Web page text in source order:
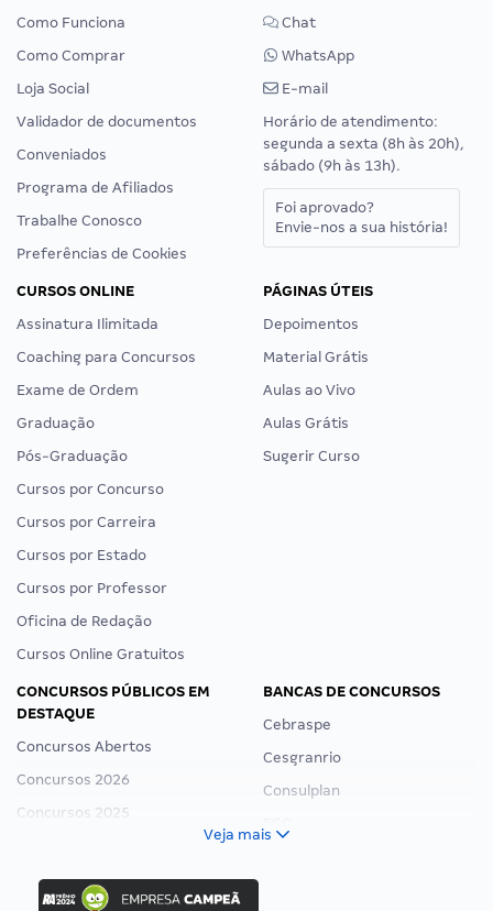
Como Funciona
Como Comprar
Loja Social
Validador de documentos
Conveniados
Programa de Afiliados
Trabalhe Conosco
Preferências de Cookies
Chat
WhatsApp
E-mail
Horário de atendimento:
segunda a sexta (8h às 20h),
sábado (9h às 13h).
Foi aprovado?
Envie-nos a sua história!
CURSOS ONLINE
Assinatura Ilimitada
Coaching para Concursos
Exame de Ordem
Graduação
Pós-Graduação
Cursos por Concurso
Cursos por Carreira
Cursos por Estado
Cursos por Professor
Oficina de Redação
Cursos Online Gratuitos
PÁGINAS ÚTEIS
Depoimentos
Material Grátis
Aulas ao Vivo
Aulas Grátis
Sugerir Curso
CONCURSOS PÚBLICOS EM
DESTAQUE
Concursos Abertos
Concursos 2026
Concursos 2025
Concurso Ibama
BANCAS DE CONCURSOS
Cebraspe
Cesgranrio
Consulplan
Veja mais